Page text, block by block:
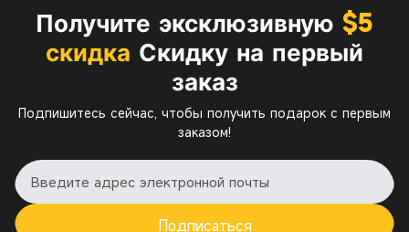
Получите эксклюзивную $5
скидка Скидку на первый
заказ
Подпишитесь сейчас, чтобы получить подарок с первым
заказом!
Подписаться